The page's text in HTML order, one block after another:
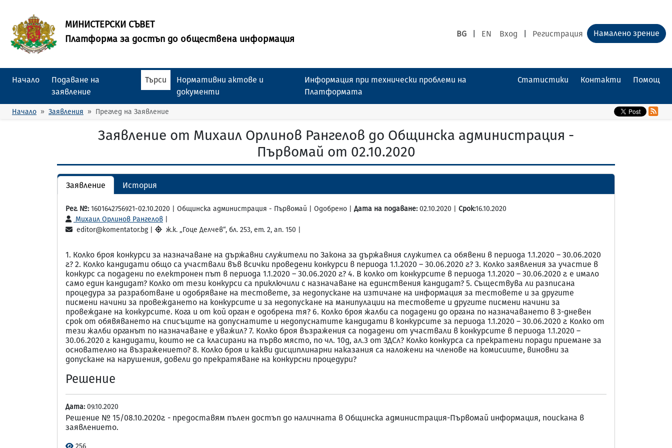
МИНИСТЕРСКИ СЪВЕТ
Платформа за достъп до обществена информация
BG EN Вход Регистрация Намалено зрение
Начало
Подаване на
заявление
Търси
Нормативни актове и
документи
Информация при технически проблеми на
Платформата
Статистики Контакти Помощ
Начало Заявления Преглед на Заявление
Заявление от Михаил Орлинов Рангелов до Общинска администрация -
Първомай от 02.10.2020
Заявление История
Рег. №: 1601642756921-02.10.2020 | Общинска администрация - Първомай | Одобрено | Дата на подаване: 02.10.2020 | Срок:16.10.2020
Михаил Орлинов Рангелов
editor@komentator.bg |
ж.к. „Гоце Делчев“, бл. 253, ет. 2, ап. 150 |
1. Колко броя конкурси за назначаване на държавни служители по Закона за държавния служител са обявени в периода 1.1.2020 – 30.06.2020
г.? 2. Колко кандидати общо са участвали във всички проведени конкурси в периода 1.1.2020 – 30.06.2020 г.? 3. Колко заявления за участие в
конкурс са подадени по електронен път в периода 1.1.2020 – 30.06.2020 г.? 4. В колко от конкурсите в периода 1.1.2020 – 30.06.2020 г. е имало
само един кандидат? Колко от тези конкурси са приключили с назначаване на единствения кандидат? 5. Съществува ли разписана
процедура за разработване и одобряване на тестовете, за недопускане на изтичане на информация за тестовете и за другите
писмени начини за провеждането на конкурсите и за недопускане на манипулации на тестовете и другите писмени начини за
провеждане на конкурсите. Кога и от кой орган е одобрена тя? 6. Колко броя жалби са подадени до органа по назначаването в 3-дневен
срок от обявяването на списъците на допуснатите и недопуснатите кандидати в конкурсите за периода 1.1.2020 – 30.06.2020 г. Колко от
тези жалби органът по назначаване е уважил? 7. Колко броя възражения са подадени от участвали в конкурсите в периода 1.1.2020 –
30.06.2020 г. кандидати, които не са класирани на първо място, по чл. 10д, ал.3 от ЗДСл? Колко конкурса са прекратени поради приемане за
основателно на възражението? 8. Колко броя и какви дисциплинарни наказания са наложени на членове на комисиите, виновни за
допускане на нарушения, довели до прекратяване на конкурсни процедури?
Решение
Дата: 09.10.2020
Решение № 15/08.10.2020г. - предоставям пълен достъп до наличната в Общинска администрация-Първомай информация, поискана в
заявлението.
256